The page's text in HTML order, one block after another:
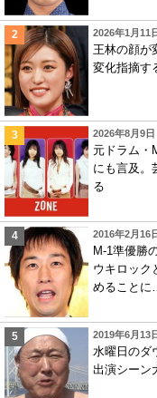
2026年1月11
王林の顔が
変化指摘す
2026年8月9
元ドラム・
にも言及。
る
2016年2月16
M-1準優勝
ウキロック
めることに…
2019年6月13
水曜日のダ
出演シーン